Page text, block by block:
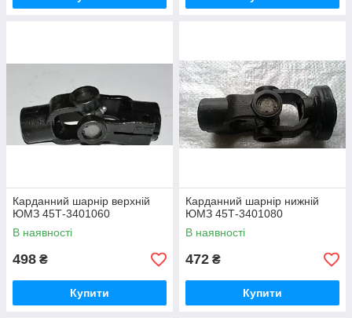
Карданний шарнір верхній
ЮМЗ 45Т-3401060
В наявності
498 ₴
Купити
Карданний шарнір нижній
ЮМЗ 45Т-3401080
В наявності
472 ₴
Купити